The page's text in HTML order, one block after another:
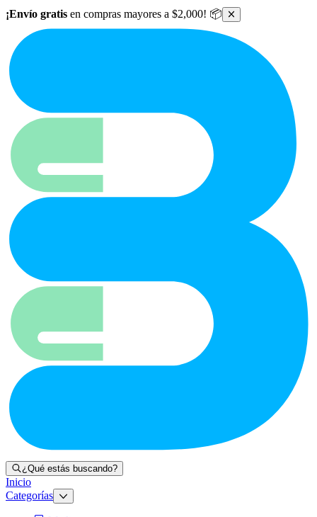
Ir al contenido principal
¡Envío gratis en compras mayores a $2,000! 📦
¿Qué estás buscando?
Inicio
Categorías